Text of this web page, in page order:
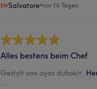
Salvatore•vor 16 Tagen
Alles bestens beim Chef
Gestylt von ayas duhoki•